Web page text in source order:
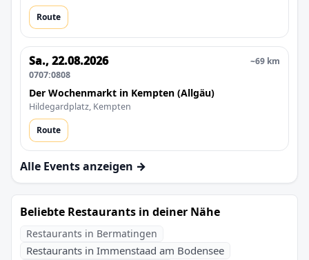
Route
Sa., 22.08.2026
0707:0808
~69 km
Der Wochenmarkt in Kempten (Allgäu)
Hildegardplatz, Kempten
Route
Alle Events anzeigen →
Beliebte Restaurants in deiner Nähe
Restaurants in Bermatingen
Restaurants in Immenstaad am Bodensee